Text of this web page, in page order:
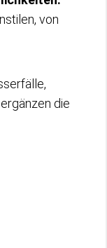
von
die